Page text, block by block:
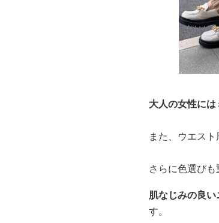
大人の女性に
また、ウエス
さらに色選びも
肌なじみの良
す。